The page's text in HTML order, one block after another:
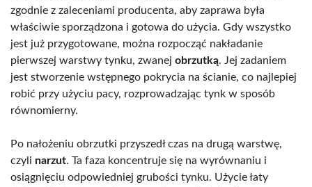
zgodnie z zaleceniami producenta, aby zaprawa była
właściwie sporządzona i gotowa do użycia. Gdy wszystko
jest już przygotowane, można rozpocząć nakładanie
pierwszej warstwy tynku, zwanej obrzutką. Jej zadaniem
jest stworzenie wstępnego pokrycia na ścianie, co najlepiej
robić przy użyciu pacy, rozprowadzając tynk w sposób
równomierny.
Po nałożeniu obrzutki przyszedł czas na drugą warstwę,
czyli narzut. Ta faza koncentruje się na wyrównaniu i
osiągnięciu odpowiedniej grubości tynku. Użycie łaty